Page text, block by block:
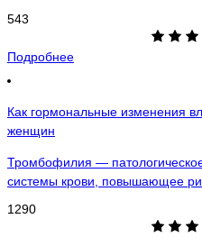
543
Подробнее
Как гормональные изменения
женщин
Тромбофилия —
системы крови, повышающее
1290